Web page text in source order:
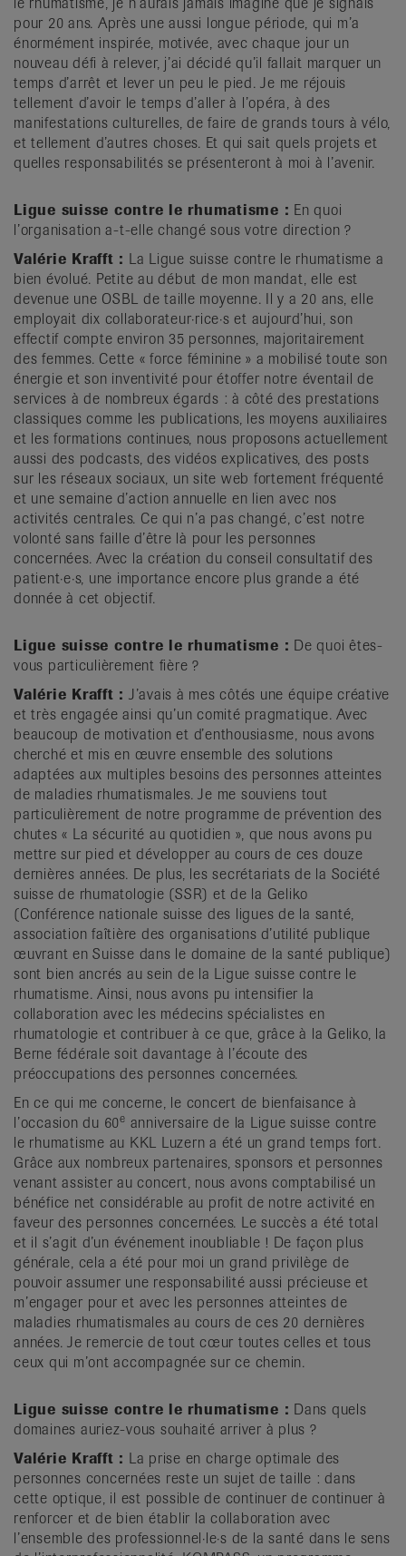
pour 20 ans. Après une aussi longue période, qui m’a
énormément inspirée, motivée, avec chaque jour un
nouveau défi à relever, j’ai décidé qu’il fallait marquer un
temps d’arrêt et lever un peu le pied. Je me réjouis
tellement d’avoir le temps d’aller à l’opéra, à des
manifestations culturelles, de faire de grands tours à vélo,
et tellement d’autres choses. Et qui sait quels projets et
quelles responsabilités se présenteront à moi à l’avenir.
Ligue suisse contre le rhumatisme : En quoi
l’organisation a-t-elle changé sous votre direction ?
Valérie Krafft : La Ligue suisse contre le rhumatisme a
bien évolué. Petite au début de mon mandat, elle est
devenue une OSBL de taille moyenne. Il y a 20 ans, elle
employait dix collaborateur·rice·s et aujourd’hui, son
effectif compte environ 35 personnes, majoritairement
des femmes. Cette « force féminine » a mobilisé toute son
énergie et son inventivité pour étoffer notre éventail de
services à de nombreux égards : à côté des prestations
classiques comme les publications, les moyens auxiliaires
et les formations continues, nous proposons actuellement
aussi des podcasts, des vidéos explicatives, des posts
sur les réseaux sociaux, un site web fortement fréquenté
et une semaine d’action annuelle en lien avec nos
activités centrales. Ce qui n’a pas changé, c’est notre
volonté sans faille d’être là pour les personnes
concernées. Avec la création du conseil consultatif des
patient·e·s, une importance encore plus grande a été
donnée à cet objectif.
Ligue suisse contre le rhumatisme : De quoi êtes-
vous particulièrement fière ?
Valérie Krafft : J’avais à mes côtés une équipe créative
et très engagée ainsi qu’un comité pragmatique. Avec
beaucoup de motivation et d’enthousiasme, nous avons
cherché et mis en œuvre ensemble des solutions
adaptées aux multiples besoins des personnes atteintes
de maladies rhumatismales. Je me souviens tout
particulièrement de notre programme de prévention des
chutes « La sécurité au quotidien », que nous avons pu
mettre sur pied et développer au cours de ces douze
dernières années. De plus, les secrétariats de la Société
suisse de rhumatologie (SSR) et de la Geliko
(Conférence nationale suisse des ligues de la santé,
association faîtière des organisations d’utilité publique
œuvrant en Suisse dans le domaine de la santé publique)
sont bien ancrés au sein de la Ligue suisse contre le
rhumatisme. Ainsi, nous avons pu intensifier la
collaboration avec les médecins spécialistes en
rhumatologie et contribuer à ce que, grâce à la Geliko, la
Berne fédérale soit davantage à l’écoute des
préoccupations des personnes concernées.
En ce qui me concerne, le concert de bienfaisance à
l’occasion du 60e anniversaire de la Ligue suisse contre
le rhumatisme au KKL Luzern a été un grand temps fort.
Grâce aux nombreux partenaires, sponsors et personnes
venant assister au concert, nous avons comptabilisé un
bénéfice net considérable au profit de notre activité en
faveur des personnes concernées. Le succès a été total
et il s’agit d’un événement inoubliable ! De façon plus
générale, cela a été pour moi un grand privilège de
pouvoir assumer une responsabilité aussi précieuse et
m’engager pour et avec les personnes atteintes de
maladies rhumatismales au cours de ces 20 dernières
années. Je remercie de tout cœur toutes celles et tous
ceux qui m’ont accompagnée sur ce chemin.
Ligue suisse contre le rhumatisme : Dans quels
domaines auriez-vous souhaité arriver à plus ?
Valérie Krafft : La prise en charge optimale des
personnes concernées reste un sujet de taille : dans
cette optique, il est possible de continuer de continuer à
renforcer et de bien établir la collaboration avec
l’ensemble des professionnel·le·s de la santé dans le sens